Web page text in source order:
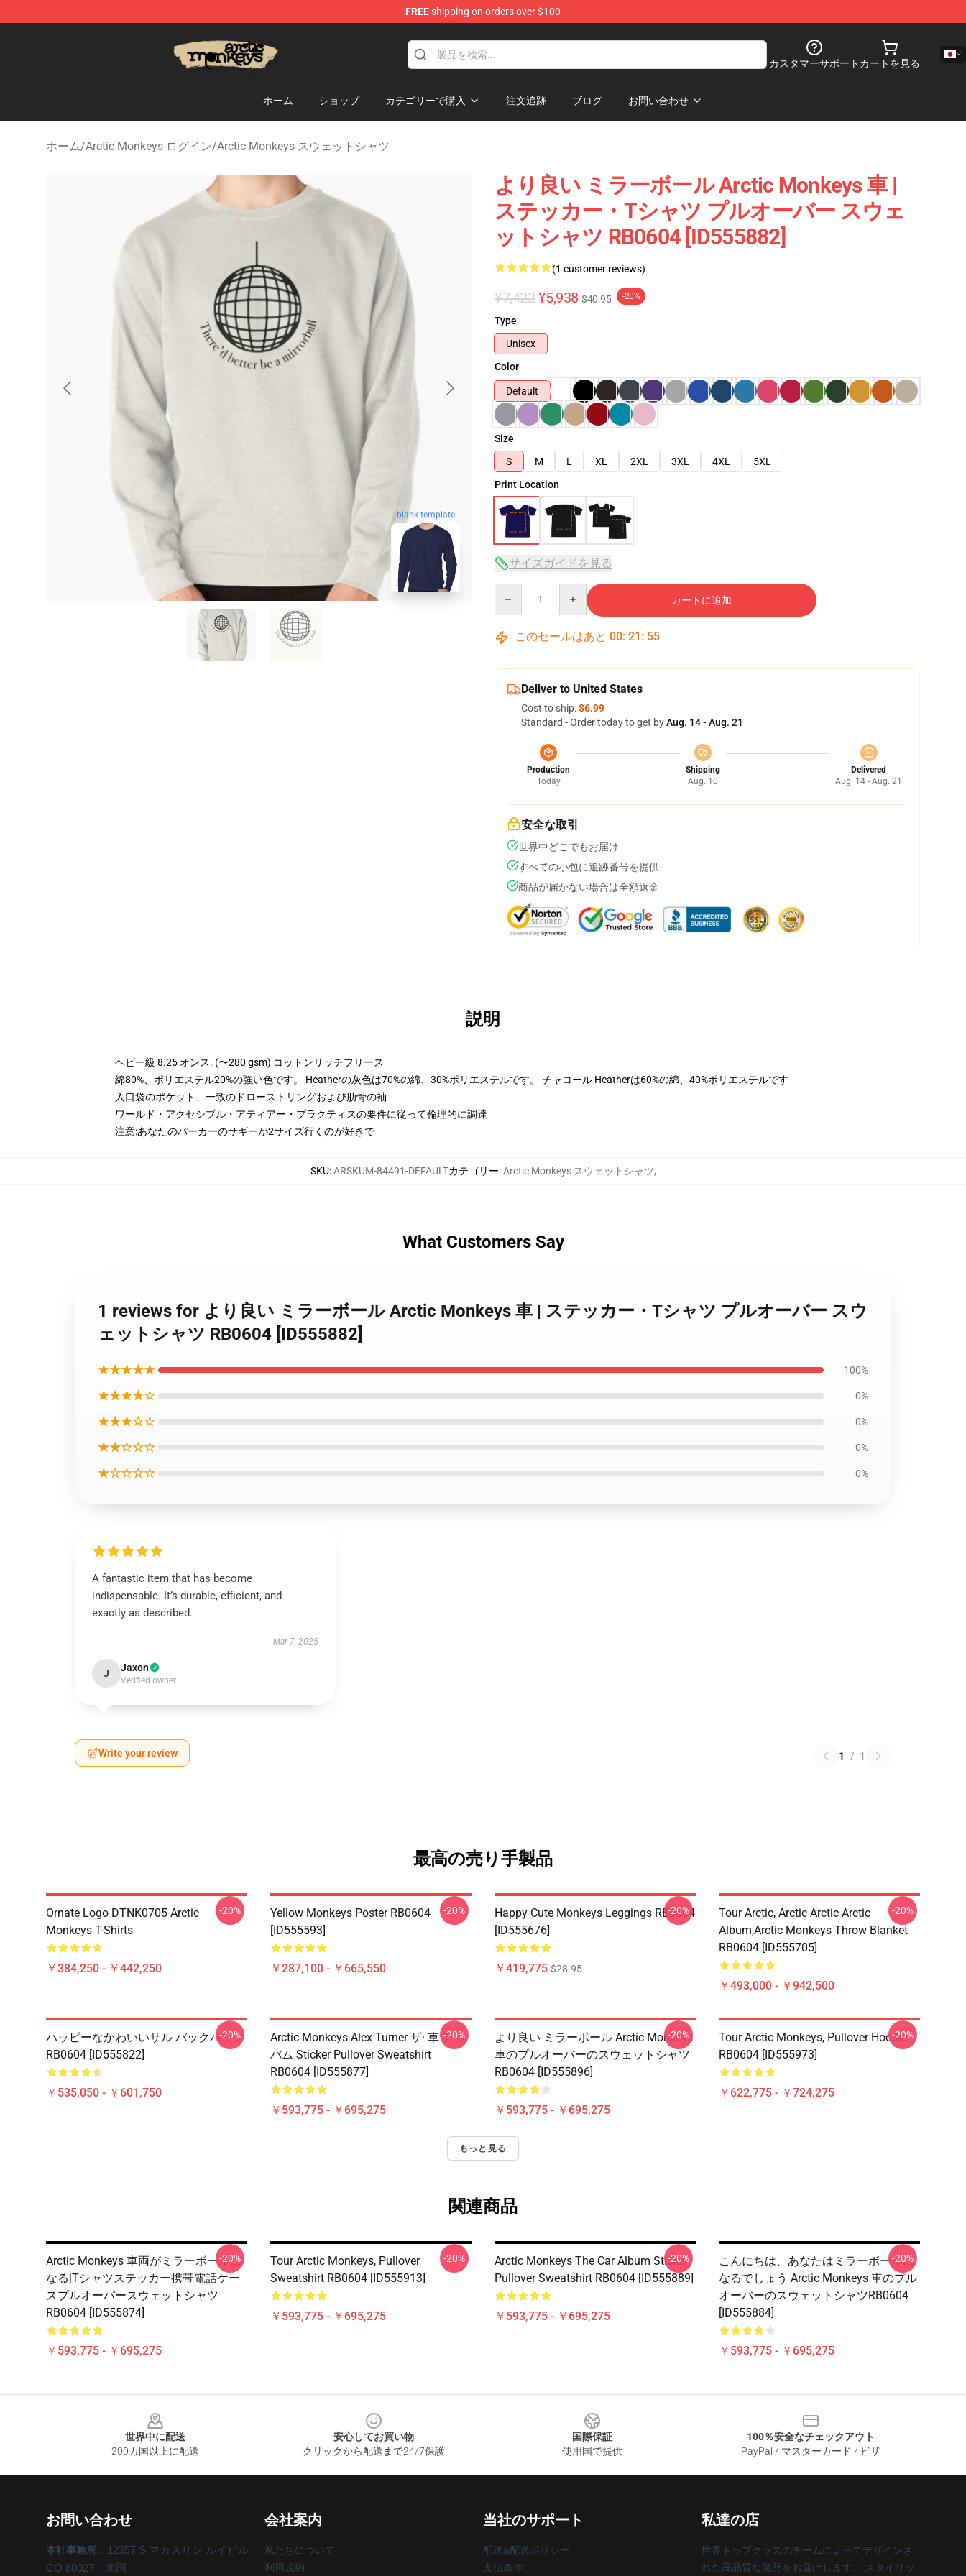
FREEshipping on orders over $100
カスタマーサポート カートを見る
ホーム ショップ カテゴリーで購入 注文追跡 ブログ お問い合わせ
ホーム/Arctic Monkeys ログイン/Arctic Monkeys スウェットシャツ
blank template
より良い ミラーボール Arctic Monkeys 車 |
ステッカー・Tシャツ プルオーバー スウェ
ットシャツ RB0604 [ID555882]
(1 customer reviews)
¥7,422 ¥5,938 $40.95 -20%
Type
Unisex
Color
Default
Size
S
M L XL 2XL 3XL 4XL
5XL
Print Location
サイズガイドを見る
カートに追加
このセールはあと 00: 21 : 54
Deliver to United States
Cost to ship:$6.99
Standard - Order today to get byAug. 14 - Aug. 21
Production
Today
Shipping
Aug. 10
Delivered
Aug. 14 - Aug. 21
安全な取引
世界中どこでもお届け
すべての小包に追跡番号を提供
商品が届かない場合は全額返金
説明
ヘビー級 8.25 オンス. (〜280 gsm) コットンリッチフリース
綿80%、ポリエステル20%の強い色です。 Heatherの灰色は70%の綿、30%ポリエステルです。 チャコール Heatherは60%の綿、40%ポリエステルです
入口袋のポケット、一致のドローストリングおよび肋骨の袖
ワールド・アクセシブル・アティアー・プラクティスの要件に従って倫理的に調達
注意:あなたのパーカーのサギーが2サイズ行くのが好きで
SKU:ARSKUM-84491-DEFAULTカテゴリー:Arctic Monkeys スウェットシャツ,
What Customers Say
1 reviews for より良い ミラーボール Arctic Monkeys 車 | ステッカー・Tシャツ プルオーバー スウ
ェットシャツ RB0604 [ID555882]
★★★★★ 100%
★★★★☆ 0%
★★★☆☆ 0%
★★☆☆☆ 0%
★☆☆☆☆ 0%
A fantastic item that has become
indispensable. It’s durable, efficient, and
exactly as described.
Mar 7, 2025
J Jaxon
Verified owner
Write your review 1 / 1
最高の売り手製品
Ornate Logo DTNK0705 Arctic
Monkeys T-Shirts
￥384,250 - ￥442,250
-20%
Yellow Monkeys Poster RB0604
[ID555593]
￥287,100 - ￥665,550
-20%
Happy Cute Monkeys Leggings RB0604
[ID555676]
￥419,775 $28.95
-20%
Tour Arctic, Arctic Arctic Arctic
Album,arctic Monkeys Throw Blanket
RB0604 [ID555705]
￥493,000 - ￥942,500
-20%
ハッピーなかわいいサル バックパック
RB0604 [ID555822]
￥535,050 - ￥601,750
-20%
Arctic Monkeys Alex Turner ザ· 車 アル
バム Sticker Pullover Sweatshirt
RB0604 [ID555877]
￥593,775 - ￥695,275
-20%
より良い ミラーボール Arctic Monkeys
車のプルオーバーのスウェットシャツ
RB0604 [ID555896]
￥593,775 - ￥695,275
-20%
Tour Arctic Monkeys, Pullover Hoodie
RB0604 [ID555973]
￥622,775 - ￥724,275
-20%
もっと見る
関連商品
Arctic Monkeys 車両がミラーボールに
なる|Tシャツステッカー携帯電話ケー
スプルオーバースウェットシャツ
RB0604 [ID555874]
￥593,775 - ￥695,275
-20%
Tour Arctic Monkeys, Pullover
Sweatshirt RB0604 [ID555913]
￥593,775 - ￥695,275
-20%
Arctic Monkeys The Car Album Sticker
Pullover Sweatshirt RB0604 [ID555889]
￥593,775 - ￥695,275
-20%
こんにちは、あなたはミラーボールに
なるでしょう Arctic Monkeys 車のプル
オーバーのスウェットシャツRB0604
[ID555884]
￥593,775 - ￥695,275
-20%
世界中に配送
200カ国以上に配送
安心してお買い物
クリックから配送まで24/7保護
国際保証
使用国で提供
100％安全なチェックアウト
PayPal / マスターカード / ビザ
お問い合わせ
本社事務所: : :12357 S マカスリン ルイビル、
CO 80027、米国
会社案内
私たちについて
利用規約
当社のサポート
配送&配送ポリシー
支払条件
私達の店
世界トップクラスのチームによってデザインさ
れた高品質な製品をお届けします。 スタイリッ